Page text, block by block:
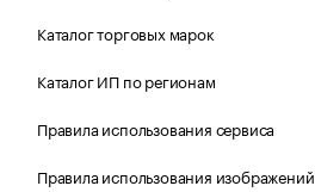
Каталог торговых марок
Каталог ИП по регионам
Правила использования сервиса
Правила использования изображений